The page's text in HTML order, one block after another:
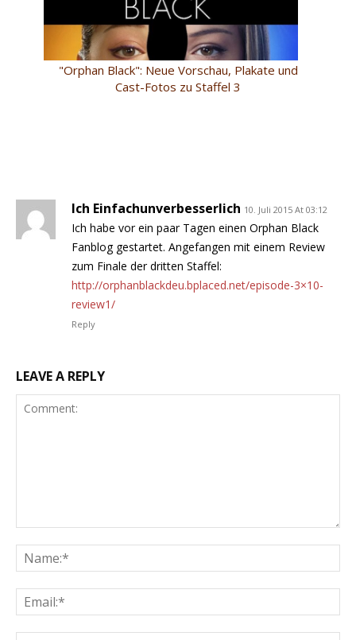
"Orphan Black": Neue Vorschau, Plakate und
Cast-Fotos zu Staffel 3
Ich Einfachunverbesserlich 10. Juli 2015 At 03:12
Ich habe vor ein paar Tagen einen Orphan Black
Fanblog gestartet. Angefangen mit einem Review
zum Finale der dritten Staffel:
http://orphanblackdeu.bplaced.net/episode-3×10-
review1/
Reply
LEAVE A REPLY